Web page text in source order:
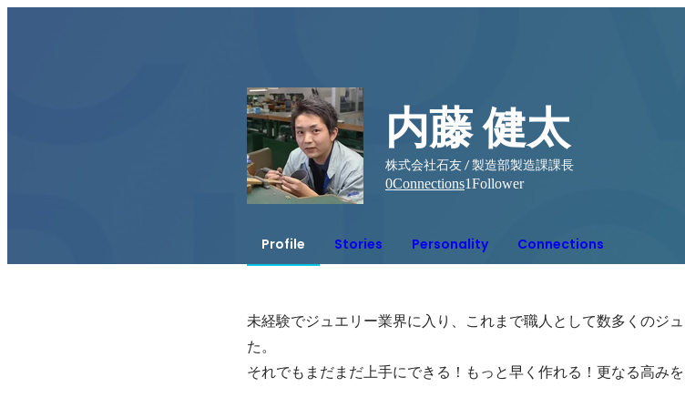
内藤 健太
株式会社石友 / 製造部製造課課長
0Connections1Follower
Profile Stories Personality Connections
未経験でジュエリー業界に入り、これまで職人として数多くのジ
た。
それでもまだまだ上手にできる！もっと早く作れる！更なる高みを